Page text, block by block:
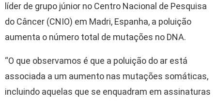
líder de grupo júnior no Centro Nacional de Pesquisa
do Câncer (CNIO) em Madri, Espanha, a poluição
aumenta o número total de mutações no DNA.
“O que observamos é que a poluição do ar está
associada a um aumento nas mutações somáticas,
incluindo aquelas que se enquadram em assinaturas